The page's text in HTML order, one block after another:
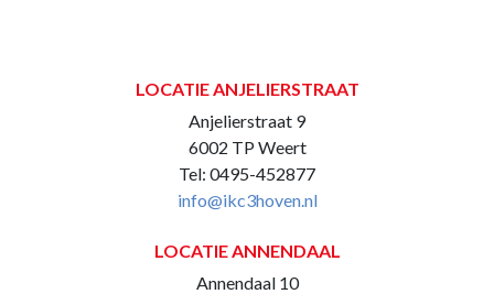
LOCATIE ANJELIERSTRAAT
Anjelierstraat 9
6002 TP Weert
Tel: 0495-452877
info@ikc3hoven.nl
LOCATIE ANNENDAAL
Annendaal 10